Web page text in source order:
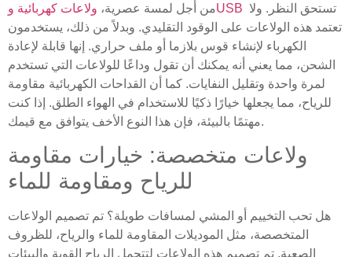
من أجل لمسة عصرية،ولاعات كهربائية وUSB
تعتمد هذه الولاعات على الوقود التقليدي. وبدلاً من ذلك، يستخدمون
الكهرباء لإنشاء قوس بلازما أو ملف حراري. إنها قابلة لإعادة
الشحن، مما يعني أنه يمكنك أن تقول وداعًا للولاعات التي تستخدم
لمرة واحدة وتقليل النفايات. كما أن القداحات الكهربائية مقاومة
للرياح، مما يجعلها خيارًا ذكيًا للاستخدام في الهواء الطلق. إذا كنت
مهتمًا بالبيئة، فإن هذا النوع الأخف يتوافق مع قيمك.
ولاعات متخصصة: خيارات مقاومة
للرياح ومقاومة للماء
هل تحب التخييم أو المشي لمسافات طويلة؟ تم تصميم الولاعات
المتخصصة، مثل الموديلات المقاومة للماء والرياح، للظروف
الصعبة. تم تصميم هذه الولاعات لتتحمل الرياح القوية والبيئات